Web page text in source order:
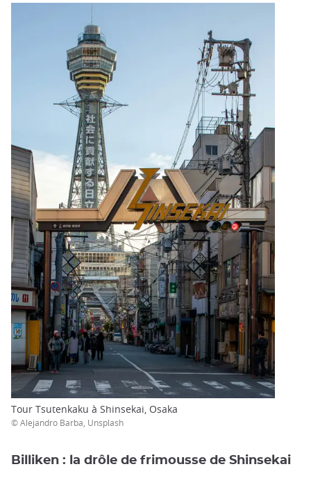
Tour Tsutenkaku à Shinsekai, Osaka
© Alejandro Barba, Unsplash
Billiken : la drôle de frimousse de Shinsekai